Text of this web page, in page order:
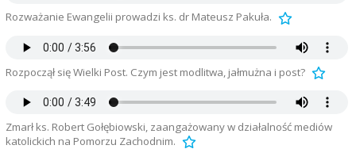
Rozważanie Ewangelii prowadzi ks. dr Mateusz Pakuła.
Rozpoczął się Wielki Post. Czym jest modlitwa, jałmużna i post?
Zmarł ks. Robert Gołębiowski, zaangażowany w działalność mediów
katolickich na Pomorzu Zachodnim.